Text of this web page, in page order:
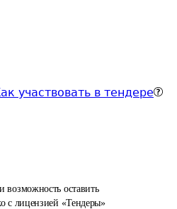
участвовать в тендере
оставить
с лицензией «Тендеры»